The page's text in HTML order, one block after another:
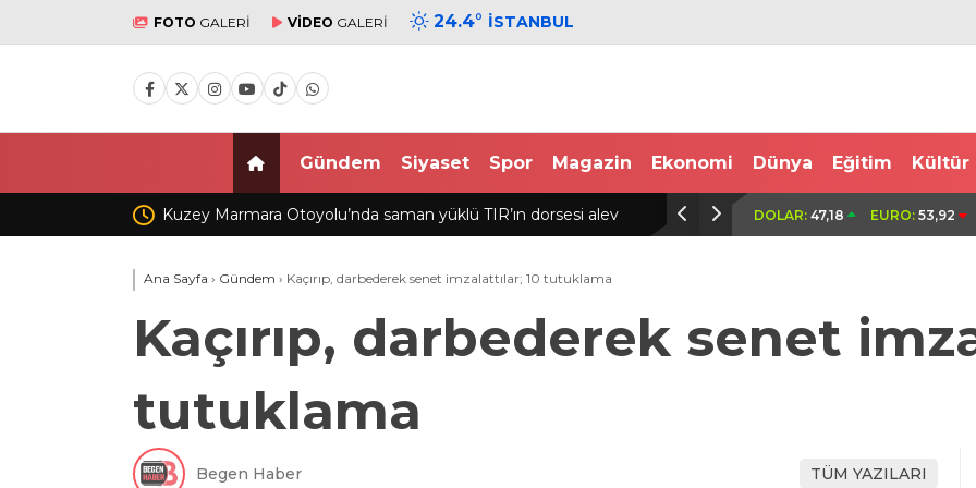
FOTO GALERİ VİDEO GALERİ 24.4° İSTANBUL
Gündem Siyaset Spor Magazin Ekonomi Dünya Eğitim Kültür
Marmara Otoyolu’nda saman yüklü TIR’ın dorsesi alev Avcılar’da balık tutarken denize düşen kişi hayatını kaybetti
DOLAR: 47,18 EURO: 53,92
Ana Sayfa › Gündem › Kaçırıp, darbederek senet imzalattılar; 10 tutuklama
Kaçırıp, darbederek senet
tutuklama
Begen Haber TÜM YAZILARI